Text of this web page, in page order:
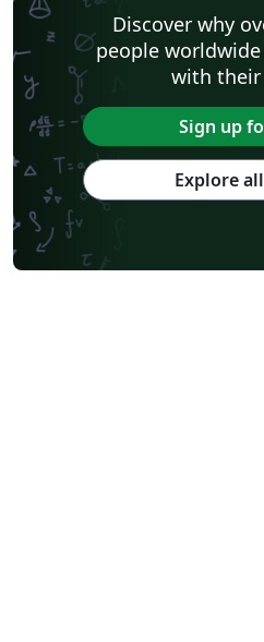
Discover why
people
with their
Sign up
Explore